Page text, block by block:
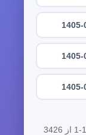
1405-
1405-
1405-
3426